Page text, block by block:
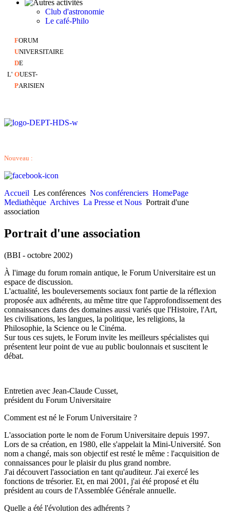
Club d'astronomie
Le café-Philo
FORUM
UNIVERSITAIRE
DE
L' OUEST-
PARISIEN
Nouveau :
Accueil Les conférences Nos conférenciers HomePage
Mediathèque Archives La Presse et Nous Portrait d'une
association
Portrait d'une association
(BBI - octobre 2002)
À l'image du forum romain antique, le Forum Universitaire est un
espace de discussion.
L'actualité, les bouleversements sociaux font partie de la réflexion
proposée aux adhérents, au même titre que l'approfondissement des
connaissances dans des domaines aussi variés que l'Histoire, l'Art,
les civilisations, les langues, la politique, les religions, la
Philosophie, la Science ou le Cinéma.
Sur tous ces sujets, le Forum invite les meilleurs spécialistes qui
présentent leur point de vue au public boulonnais et suscitent le
débat.
Entretien avec Jean-Claude Cusset,
président du Forum Universitaire
Comment est né le Forum Universitaire ?
L'association porte le nom de Forum Universitaire depuis 1997.
Lors de sa création, en 1980, elle s'appelait la Mini-Université. Son
nom a changé, mais son objectif est resté le même : l'acquisition de
connaissances pour le plaisir du plus grand nombre.
J'ai découvert l'association en tant qu'auditeur. J'ai exercé les
fonctions de trésorier. Et, en mai 2001, j'ai été proposé et élu
président au cours de l'Assemblée Générale annuelle.
Quelle a été l'évolution des adhérents ?